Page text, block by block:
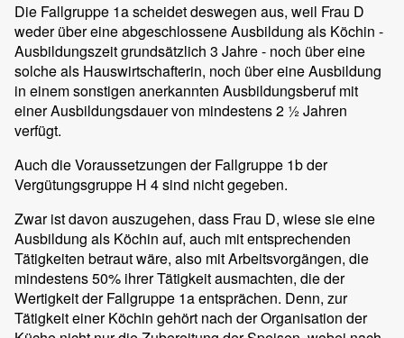
Die Fallgruppe 1a scheidet deswegen aus, weil Frau D
weder über eine abgeschlossene Ausbildung als Köchin -
Ausbildungszeit grundsätzlich 3 Jahre - noch über eine
solche als Hauswirtschafterin, noch über eine Ausbildung
in einem sonstigen anerkannten Ausbildungsberuf mit
einer Ausbildungsdauer von mindestens 2 ½ Jahren
verfügt.
Auch die Voraussetzungen der Fallgruppe 1b der
Vergütungsgruppe H 4 sind nicht gegeben.
Zwar ist davon auszugehen, dass Frau D, wiese sie eine
Ausbildung als Köchin auf, auch mit entsprechenden
Tätigkeiten betraut wäre, also mit Arbeitsvorgängen, die
mindestens 50% ihrer Tätigkeit ausmachten, die der
Wertigkeit der Fallgruppe 1a entsprächen. Denn, zur
Tätigkeit einer Köchin gehört nach der Organisation der